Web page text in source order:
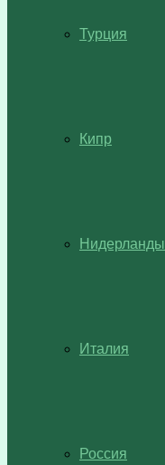
Турция
Кипр
Нидерланды
Италия
Россия